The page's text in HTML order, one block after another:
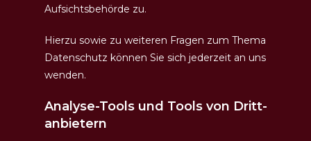
Aufsichtsbehörde zu.
Hierzu sowie zu weiteren Fragen zum Thema
Datenschutz können Sie sich jederzeit an uns
wenden.
Analyse-Tools und Tools von Dritt­
anbietern